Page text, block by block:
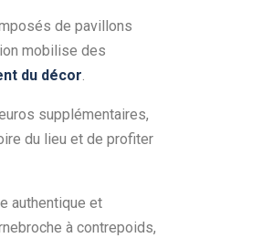
de pavillons
mobilise des
du décor.
supplémentaires,
du lieu et de profiter
authentique et
à contrepoids,